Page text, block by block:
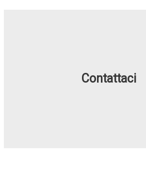
Contattaci